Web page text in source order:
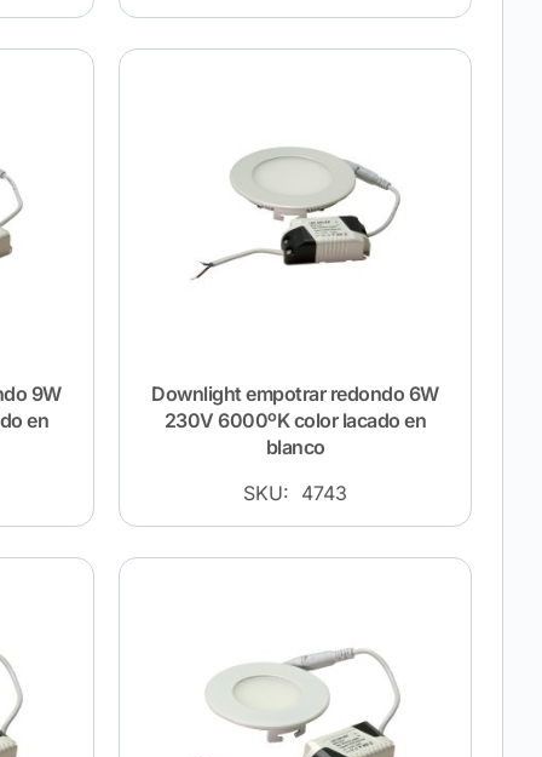
9W
en
Downlight empotrar redondo 6W
230V 6000ºK color lacado en
blanco
SKU: 4743